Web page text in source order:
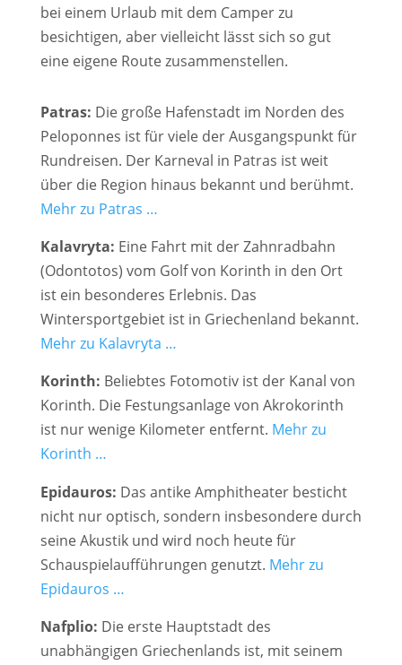
bei einem Urlaub mit dem Camper zu
besichtigen, aber vielleicht lässt sich so gut
eine eigene Route zusammenstellen.
Patras: Die große Hafenstadt im Norden des
Peloponnes ist für viele der Ausgangspunkt für
Rundreisen. Der Karneval in Patras ist weit
über die Region hinaus bekannt und berühmt.
Mehr zu Patras …
Kalavryta: Eine Fahrt mit der Zahnradbahn
(Odontotos) vom Golf von Korinth in den Ort
ist ein besonderes Erlebnis. Das
Wintersportgebiet ist in Griechenland bekannt.
Mehr zu Kalavryta …
Korinth: Beliebtes Fotomotiv ist der Kanal von
Korinth. Die Festungsanlage von Akrokorinth
ist nur wenige Kilometer entfernt. Mehr zu
Korinth …
Epidauros: Das antike Amphitheater besticht
nicht nur optisch, sondern insbesondere durch
seine Akustik und wird noch heute für
Schauspielaufführungen genutzt. Mehr zu
Epidauros …
Nafplio: Die erste Hauptstadt des
unabhängigen Griechenlands ist, mit seinem